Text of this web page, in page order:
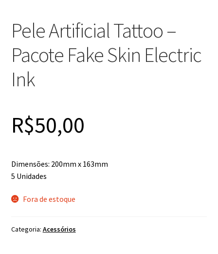
Pele Artificial Tattoo –
Pacote Fake Skin Electric
Ink
R$50,00
Dimensões: 200mm x 163mm
5 Unidades
Fora de estoque
Categoria: Acessórios